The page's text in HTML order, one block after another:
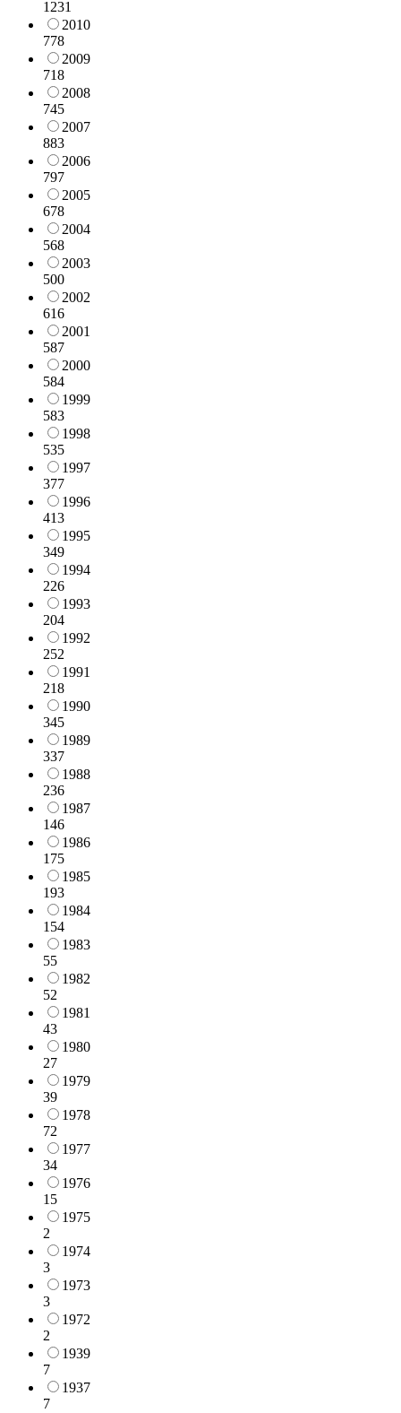
1231
2010
778
2009
718
2008
745
2007
883
2006
797
2005
678
2004
568
2003
500
2002
616
2001
587
2000
584
1999
583
1998
535
1997
377
1996
413
1995
349
1994
226
1993
204
1992
252
1991
218
1990
345
1989
337
1988
236
1987
146
1986
175
1985
193
1984
154
1983
55
1982
52
1981
43
1980
27
1979
39
1978
72
1977
34
1976
15
1975
2
1974
3
1973
3
1972
2
1939
7
1937
7